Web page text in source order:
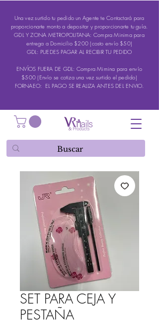
Una vez surtido tu pedido un Agente te Contactará para
proporcionarte monto a depositar y proporcionarte tu guía.
GDL Y ZONA METROPOLITANA: Compra Minima para
entrega a Domicilio $200 (costo envío $50)
GDL: PUEDES PAGAR AL RECIBIR TU PEDIDO
ENVÍOS FUERA DE GDL: Compra Mimina para envío
$500 (Envío se cotiza una vez surtido el pedido)
FORNAEO: EL PAGO SE REALIZA ANTES DEL ENVIO.
SET PARA CEJA Y
PESTAÑA